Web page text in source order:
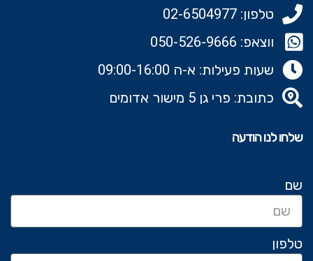
טלפון: 02-6504977
ווצאפ: 050-526-9666‬
שעות פעילות: א-ה 09:00-16:00
כתובת: פרי גן 5 מישור אדומים
שלחו לנו הודעה
שם
טלפון